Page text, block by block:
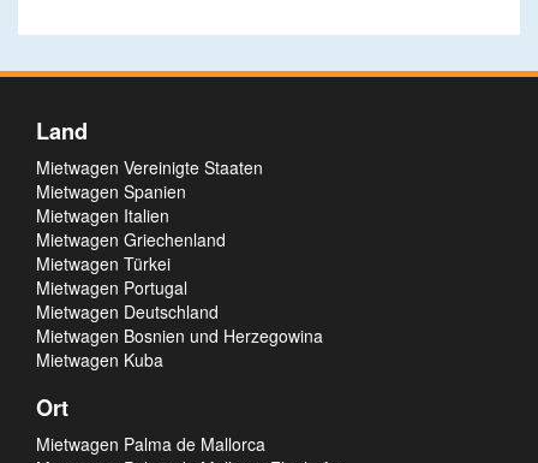
Land
Mietwagen Vereinigte Staaten
Mietwagen Spanien
Mietwagen Italien
Mietwagen Griechenland
Mietwagen Türkei
Mietwagen Portugal
Mietwagen Deutschland
Mietwagen Bosnien und Herzegowina
Mietwagen Kuba
Ort
Mietwagen Palma de Mallorca